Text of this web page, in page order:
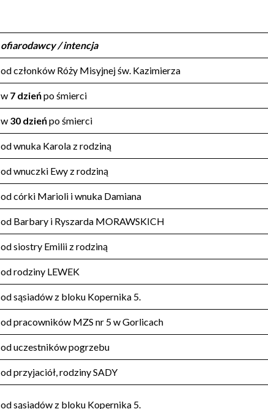
ofiarodawcy / intencja
od członków Róży Misyjnej św. Kazimierza
w 7 dzieńpo śmierci
w 30 dzieńpo śmierci
od wnuka Karola z rodziną
od wnuczki Ewy z rodziną
od córki Marioli i wnuka Damiana
od Barbary i Ryszarda MORAWSKICH
od siostry Emilii z rodziną
od rodziny LEWEK
od sąsiadów z bloku Kopernika 5.
od pracowników MZS nr 5 w Gorlicach
od uczestników pogrzebu
od przyjaciół, rodziny SADY
od sąsiadów z bloku Kopernika 5.